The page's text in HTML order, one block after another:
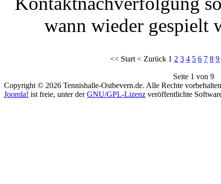
wann wieder
<< Start < Zurück 1 2 3 4 5 6 7 8 9
Seite 1 von 9
Copyright © 2026 Tennishalle-Ostbevern.de. Alle Rechte
Joomla! ist freie, unter derGNU/GPL-Lizenz veröffentlichte